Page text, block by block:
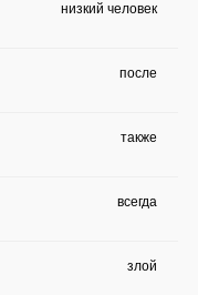
низкий человек
после
также
всегда
злой